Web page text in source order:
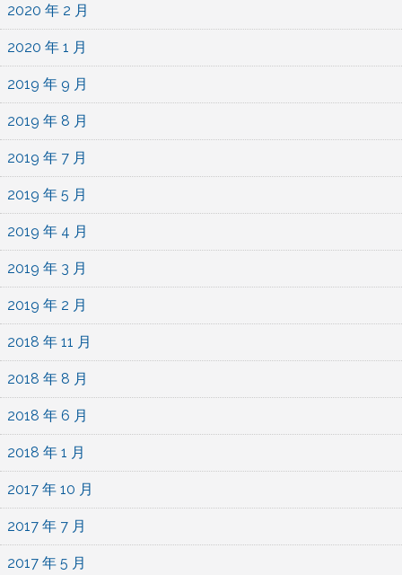
2020 年 2 月
2020 年 1 月
2019 年 9 月
2019 年 8 月
2019 年 7 月
2019 年 5 月
2019 年 4 月
2019 年 3 月
2019 年 2 月
2018 年 11 月
2018 年 8 月
2018 年 6 月
2018 年 1 月
2017 年 10 月
2017 年 7 月
2017 年 5 月